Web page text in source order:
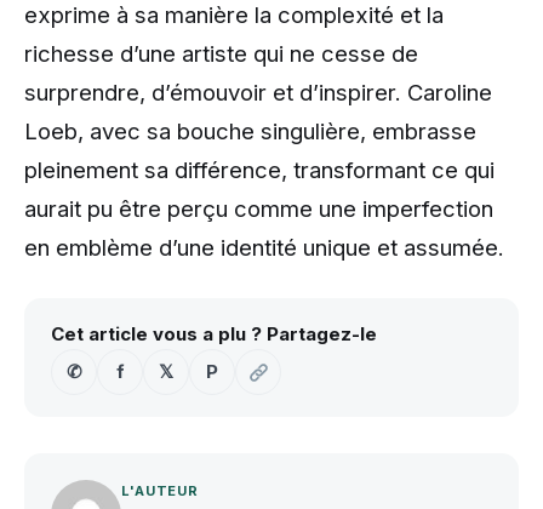
exprime à sa manière la complexité et la
richesse d’une artiste qui ne cesse de
surprendre, d’émouvoir et d’inspirer. Caroline
Loeb, avec sa bouche singulière, embrasse
pleinement sa différence, transformant ce qui
aurait pu être perçu comme une imperfection
en emblème d’une identité unique et assumée.
Cet article vous a plu ? Partagez-le
✆
f 𝕏 P
L'AUTEUR